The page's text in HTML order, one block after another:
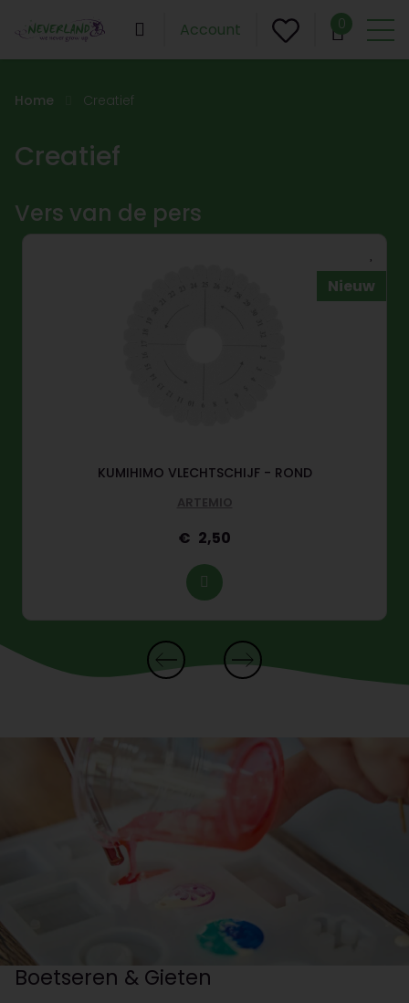
Account 0
Home Creatief
Creatief
Vers van de pers
Nieuw
KUMIHIMO VLECHTSCHIJF - ROND
ARTEMIO
2,50
Boetseren & Gieten